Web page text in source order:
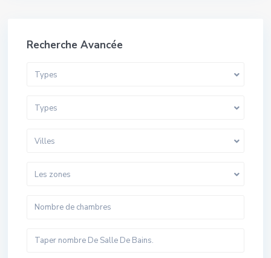
Recherche Avancée
Types
Types
Villes
Les zones